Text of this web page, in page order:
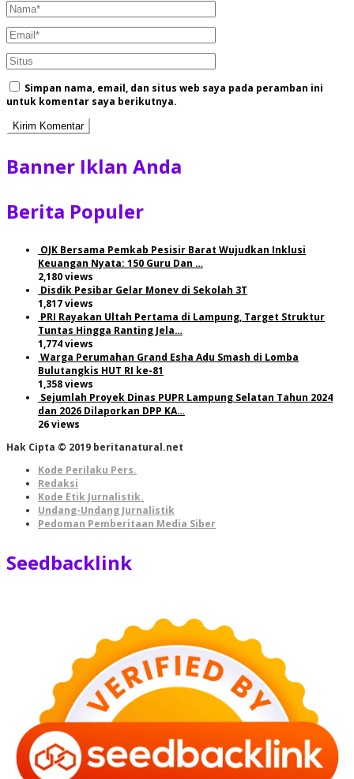
Simpan nama, email, dan situs web saya pada peramban ini
untuk komentar saya berikutnya.
Banner Iklan Anda
Berita Populer
OJK Bersama Pemkab Pesisir Barat Wujudkan Inklusi
Keuangan Nyata: 150 Guru Dan …
2,180 views
Disdik Pesibar Gelar Monev di Sekolah 3T
1,817 views
PRI Rayakan Ultah Pertama di Lampung, Target Struktur
Tuntas Hingga Ranting Jela…
1,774 views
Warga Perumahan Grand Esha Adu Smash di Lomba
Bulutangkis HUT RI ke-81
1,358 views
Sejumlah Proyek Dinas PUPR Lampung Selatan Tahun 2024
dan 2026 Dilaporkan DPP KA…
26 views
Hak Cipta © 2019 beritanatural.net
Kode Perilaku Pers.
Redaksi
Kode Etik Jurnalistik.
Undang-Undang Jurnalistik
Pedoman Pemberitaan Media Siber
Seedbacklink